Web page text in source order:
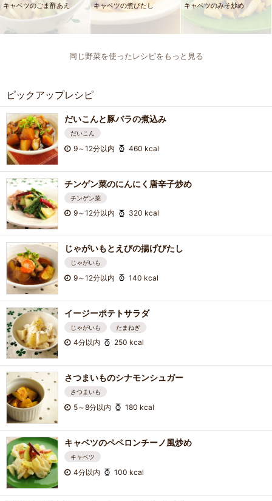
キャベツのごま酢あえ キャベツの煮びたし キャベツのみそ炒め
同じ野菜を使ったレシピをもっと見る
ピックアップレシピ
だいこんと豚バラの煮込み
だいこん
9～12分以内 460 kcal
チンゲン菜のにんにく唐辛子炒め
チンゲン菜
9～12分以内 320 kcal
じゃがいもとえびの揚げびたし
じゃがいも
9～12分以内 140 kcal
イージーポテトサラダ
じゃがいも たまねぎ
4分以内 250 kcal
さつまいものシナモンシュガー
さつまいも
5～8分以内 180 kcal
キャベツのペペロンチーノ風炒め
キャベツ
4分以内 100 kcal